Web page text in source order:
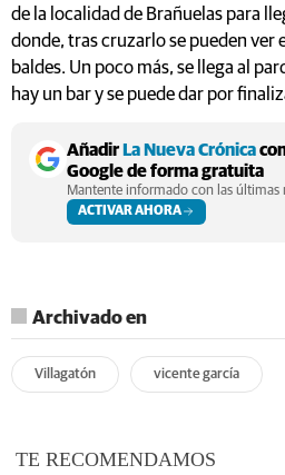
de la localidad de Brañuelas para
donde, tras cruzarlo se pueden ver
baldes. Un poco más, se llega al
hay un bar y se puede dar por
AñadirLa Nueva Crónica
Google de forma gratuita
Mantente informado con las últimas
ACTIVAR AHORA
Archivado en
Villagatón vicente garcía
TE RECOMENDAMOS